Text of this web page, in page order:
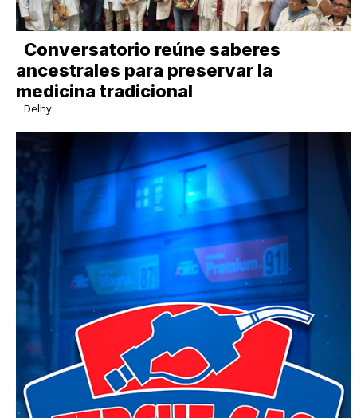
Conversatorio reúne saberes
ancestrales para preservar la
medicina tradicional
Delhy